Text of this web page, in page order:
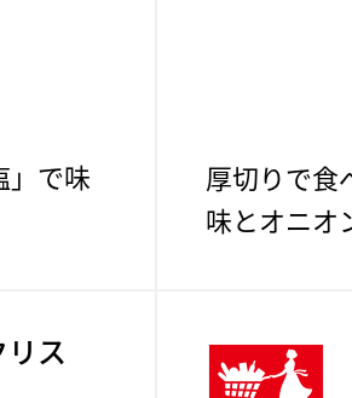
」で味
厚切りで食
味とオニオ
ス